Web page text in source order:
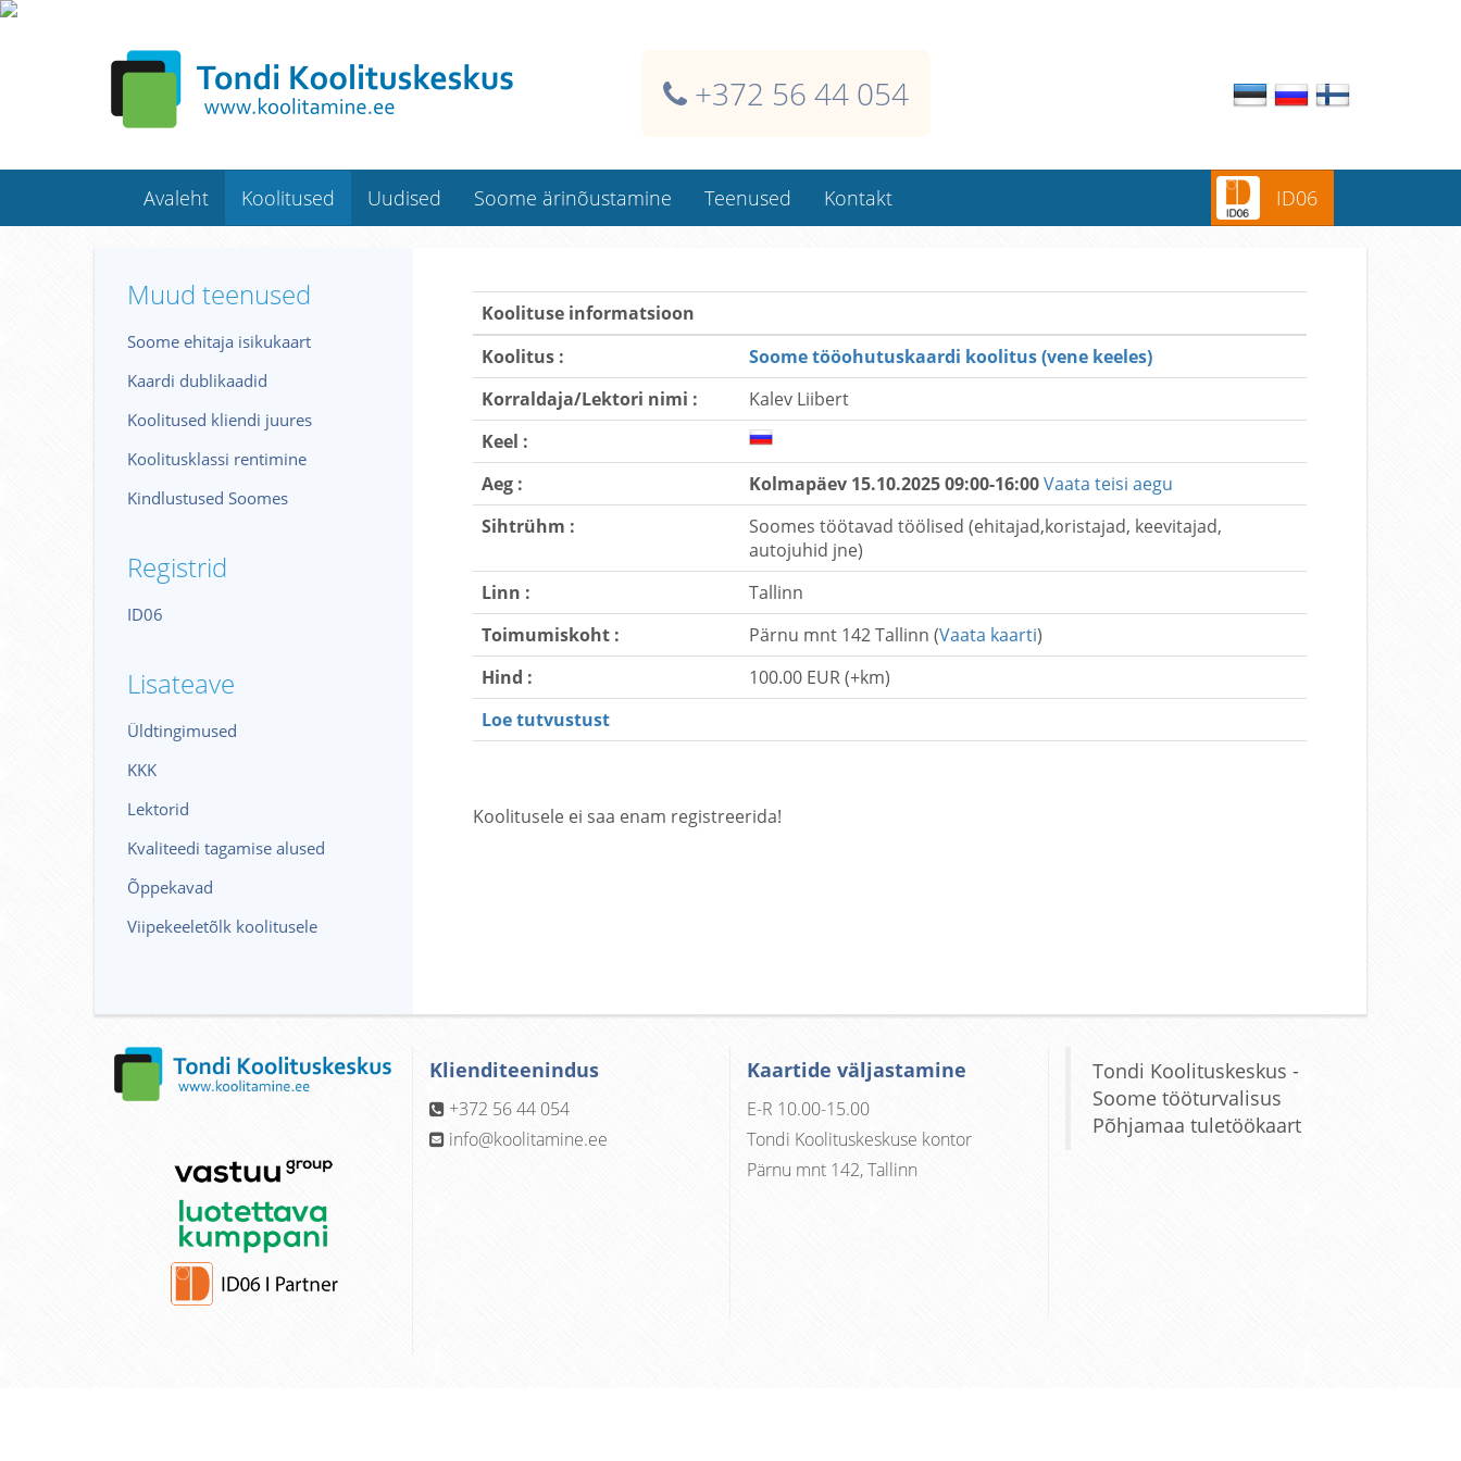
+372 56 44 054
Avaleht Koolitused Uudised Soome ärinõustamine Teenused
Koolitusklassi rentimine
Kindlustused Soomes
Raamatupidamisteenused
Kontakt ID06
Muud teenused
Soome ehitaja isikukaart
Kaardi dublikaadid
Koolitused kliendi juures
Koolitusklassi rentimine
Kindlustused Soomes
Registrid
ID06
Lisateave
Üldtingimused
KKK
Lektorid
Kvaliteedi tagamise alused
Õppekavad
Viipekeeletõlk koolitusele
Koolituse informatsioon
Koolitus :
Soome tööohutuskaardi koolitus (vene keeles)
Korraldaja/Lektori nimi :
Kalev Liibert
Keel :
Aeg :
Kolmapäev 15.10.2025 09:00-16:00 Vaata teisi aegu
Sihtrühm :
Soomes töötavad töölised (ehitajad,koristajad, keevitajad,
autojuhid jne)
Linn :
Tallinn
Toimumiskoht :
Pärnu mnt 142 Tallinn (Vaata kaarti)
Hind :
100.00 EUR (+km)
Loe tutvustust
Koolitusele ei saa enam registreerida!
Klienditeenindus
+372 56 44 054
info@koolitamine.ee
Kaartide väljastamine
E-R 10.00-15.00
Tondi Koolituskeskuse kontor
Pärnu mnt 142, Tallinn
Tondi Koolituskeskus -
Soome tööturvalisus
Põhjamaa tuletöökaart